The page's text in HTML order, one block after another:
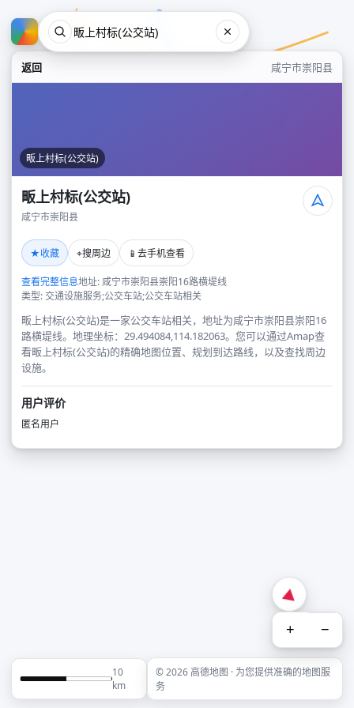
返回 咸宁市崇阳县
畈上村标(公交站)
畈上村标(公交站)
咸宁市崇阳县
★收藏 ⌖搜周边 📱 去手机查看
查看完整信息地址: 咸宁市崇阳县崇阳16路横堤线
类型: 交通设施服务;公交车站;公交车站相关
畈上村标(公交站)是一家公交车站相关，地址为咸宁市崇阳县崇阳16
路横堤线。地理坐标：29.494084,114.182063。您可以通过Amap查
看畈上村标(公交站)的精确地图位置、规划到达路线，以及查找周边
设施。
用户评价
匿名用户
+ −
10
km
© 2026 高德地图 · 为您提供准确的地图服
务